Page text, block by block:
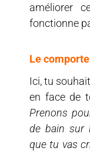
améliorer
fonctionne
Le
Ici, tu
en face de
Prenons
de bain sur
que tu vas